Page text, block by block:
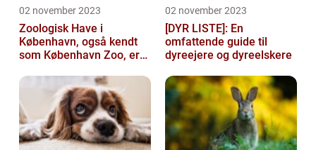
02 november 2023
Zoologisk Have i
København, også kendt
som København Zoo, er
og mest populære ...
02 november 2023
[DYR LISTE]: En
omfattende guide til
dyreejere og dyreelskere